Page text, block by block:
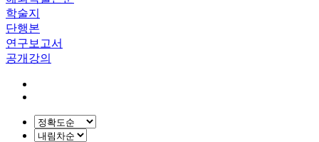
학술지
단행본
연구보고서
공개강의